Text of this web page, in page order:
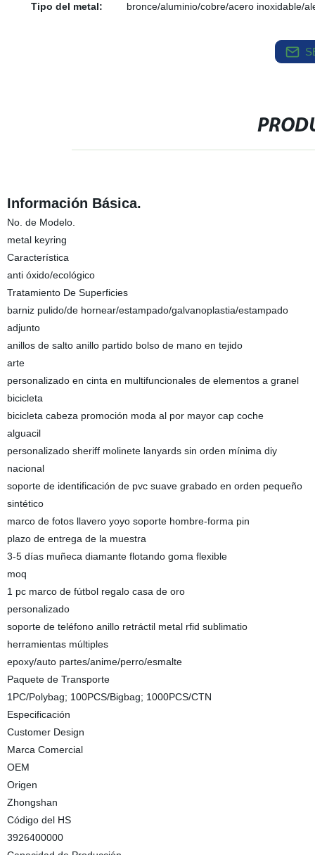
Tipo del metal:
bronce/aluminio/cobre/acero inoxidable/
Información Básica.
No. de Modelo.
metal keyring
Característica
anti óxido/ecológico
Tratamiento De Superficies
barniz pulido/de hornear/estampado/galvanoplastia/estampado
adjunto
anillos de salto anillo partido bolso de mano en tejido
arte
personalizado en cinta en multifuncionales de elementos a granel
bicicleta
bicicleta cabeza promoción moda al por mayor cap coche
alguacil
personalizado sheriff molinete lanyards sin orden mínima diy
nacional
soporte de identificación de pvc suave grabado en orden pequeño
sintético
marco de fotos llavero yoyo soporte hombre-forma pin
plazo de entrega de la muestra
3-5 días muñeca diamante flotando goma flexible
moq
1 pc marco de fútbol regalo casa de oro
personalizado
soporte de teléfono anillo retráctil metal rfid sublimatio
herramientas múltiples
epoxy/auto partes/anime/perro/esmalte
Paquete de Transporte
1PC/Polybag; 100PCS/Bigbag; 1000PCS/CTN
Especificación
Customer Design
Marca Comercial
OEM
Origen
Zhongshan
Código del HS
3926400000